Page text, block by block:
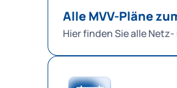
Alle MVV-Pläne
Hier finden Sie alle